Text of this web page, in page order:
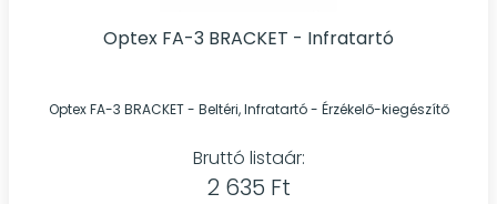
Optex FA-3 BRACKET - Infratartó
Optex FA-3 BRACKET - Beltéri, Infratartó - Érzékelő-kiegészítő
Bruttó listaár:
2 635 Ft